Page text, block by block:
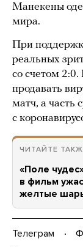
Манекены
мира.
При
реальных
со счетом 2:0.
продавать
матч, а часть
с
ЧИТАЙТЕ
«Поле
в фильм
желтые
Телеграм